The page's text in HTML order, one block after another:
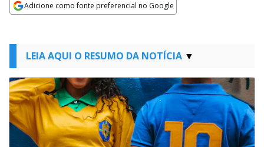
Adicione como fonte preferencial no Google
LEIA AQUI O RESUMO DA NOTÍCIA